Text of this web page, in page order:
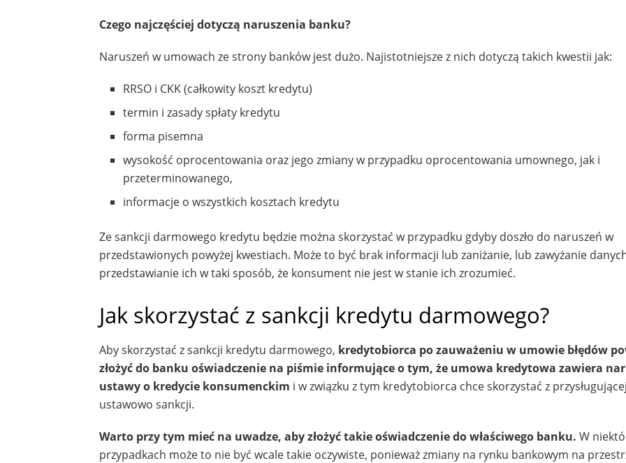
Czego najczęściej dotyczą naruszenia banku?
Naruszeń w umowach ze strony banków jest dużo. Najistotniejsze z nich dotyczą takich kwestii jak:
RRSO i CKK (całkowity koszt kredytu)
termin i zasady spłaty kredytu
forma pisemna
wysokość oprocentowania oraz jego zmiany w przypadku oprocentowania umownego, jak i
przeterminowanego,
informacje o wszystkich kosztach kredytu
Ze sankcji darmowego kredytu będzie można skorzystać w przypadku gdyby doszło do naruszeń w
przedstawionych powyżej kwestiach. Może to być brak informacji lub zaniżanie, lub zawyżanie
przedstawianie ich w taki sposób, że konsument nie jest w stanie ich zrozumieć.
Jak skorzystać z sankcji kredytu darmowego?
Aby skorzystać z sankcji kredytu darmowego, kredytobiorca po zauważeniu w umowie błędów
złożyć do banku oświadczenie na piśmie informujące o tym, że umowa kredytowa zawiera
ustawy o kredycie konsumenckim i w związku z tym kredytobiorca chce skorzystać z
ustawowo sankcji.
Warto przy tym mieć na uwadze, aby złożyć takie oświadczenie do właściwego banku. W
przypadkach może to nie być wcale takie oczywiste, ponieważ zmiany na rynku bankowym na